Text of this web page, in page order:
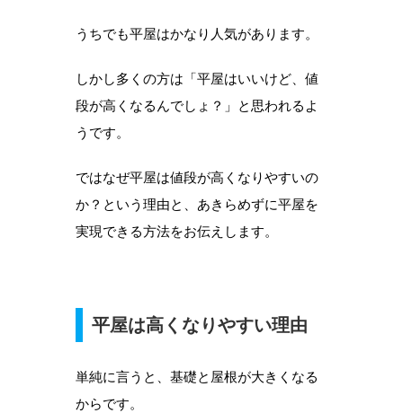
うちでも平屋はかなり人気があります。
しかし多くの方は「平屋はいいけど、値
段が高くなるんでしょ？」と思われるよ
うです。
ではなぜ平屋は値段が高くなりやすいの
か？という理由と、あきらめずに平屋を
実現できる方法をお伝えします。
平屋は高くなりやすい理由
単純に言うと、基礎と屋根が大きくなる
からです。